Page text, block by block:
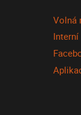
Volná